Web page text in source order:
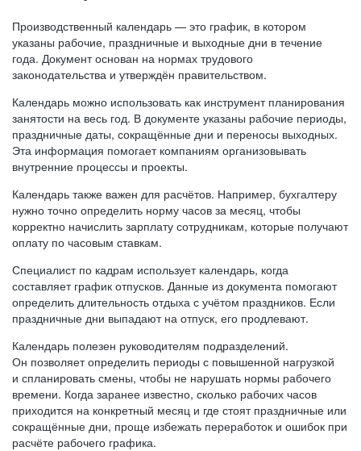
Производственный календарь — это график, в котором
указаны рабочие, праздничные и выходные дни в течение
года. Документ основан на нормах трудового
законодательства и утверждён правительством.
Календарь можно использовать как инструмент планирования
занятости на весь год. В документе указаны рабочие периоды,
праздничные даты, сокращённые дни и переносы выходных.
Эта информация помогает компаниям организовывать
внутренние процессы и проекты.
Календарь также важен для расчётов. Например, бухгалтеру
нужно точно определить норму часов за месяц, чтобы
корректно начислить зарплату сотрудникам, которые получают
оплату по часовым ставкам.
Специалист по кадрам использует календарь, когда
составляет график отпусков. Данные из документа помогают
определить длительность отдыха с учётом праздников. Если
праздничные дни выпадают на отпуск, его продлевают.
Календарь полезен руководителям подразделений.
Он позволяет определить периоды с повышенной нагрузкой
и спланировать смены, чтобы не нарушать нормы рабочего
времени. Когда заранее известно, сколько рабочих часов
приходится на конкретный месяц и где стоят праздничные или
сокращённые дни, проще избежать переработок и ошибок при
расчёте рабочего графика.